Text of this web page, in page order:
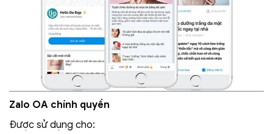
Zalo OA chính quyền
Được sử dụng cho: